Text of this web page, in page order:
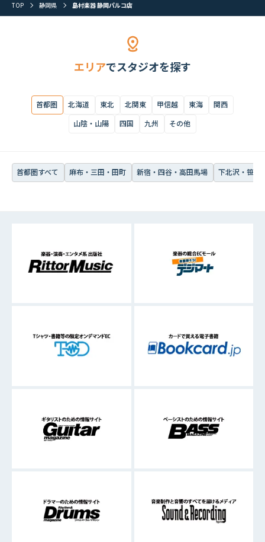
TOP 静岡県 島村楽器 静岡パルコ店
エリアでスタジオを探す
首都圏 北海道 東北 北関東 甲信越 東海
関西
山陰・山陽
四国 九州 その他
首都圏すべて 麻布・三田・田町 新宿・四谷・高田馬場 下北沢・笹塚